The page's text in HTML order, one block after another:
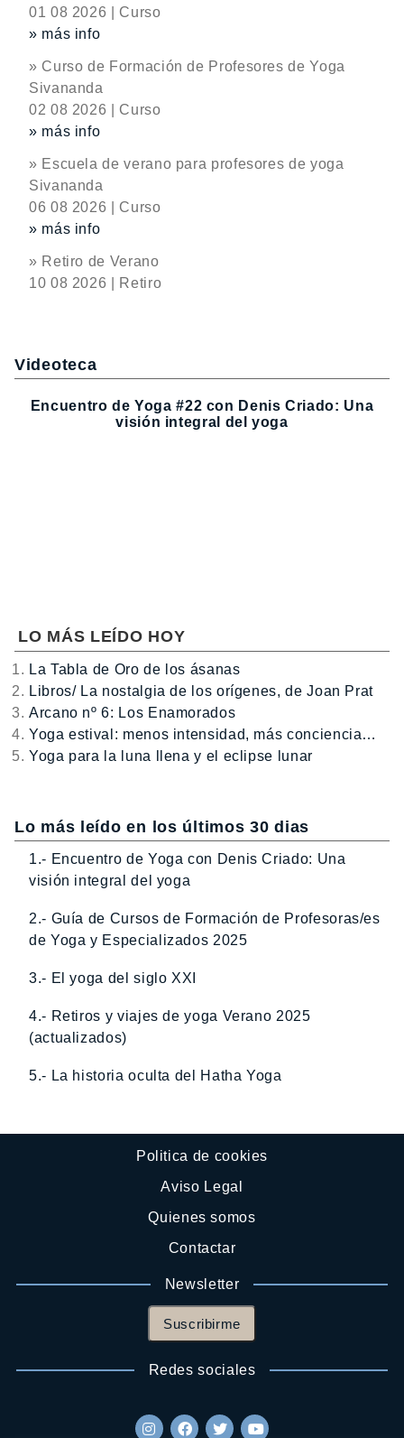
01 08 2026 | Curso
» más info
» Curso de Formación de Profesores de Yoga
Sivananda
02 08 2026 | Curso
» más info
» Escuela de verano para profesores de yoga
Sivananda
06 08 2026 | Curso
» más info
» Retiro de Verano
10 08 2026 | Retiro
Videoteca
Encuentro de Yoga #22 con Denis Criado: Una
visión integral del yoga
LO MÁS LEÍDO HOY
La Tabla de Oro de los ásanas
Libros/ La nostalgia de los orígenes, de Joan Prat
Arcano nº 6: Los Enamorados
Yoga estival: menos intensidad, más conciencia…
Yoga para la luna llena y el eclipse lunar
Lo más leído en los últimos 30 dias
1.- Encuentro de Yoga con Denis Criado: Una
visión integral del yoga
2.- Guía de Cursos de Formación de Profesoras/es
de Yoga y Especializados 2025
3.- El yoga del siglo XXI
4.- Retiros y viajes de yoga Verano 2025
(actualizados)
5.- La historia oculta del Hatha Yoga
Politica de cookies
Aviso Legal
Quienes somos
Contactar
Newsletter
Suscribirme
Redes sociales